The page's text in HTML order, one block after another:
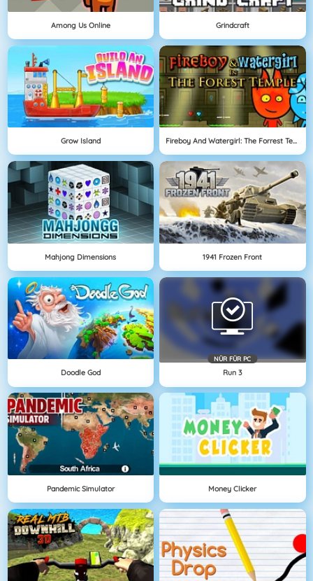
Among Us Online Grindcraft
Grow Island Fireboy And Watergirl: The Forrest Temple
Mahjong Dimensions 1941 Frozen Front
Doodle God
NÜR FÜR PC
Run 3
Pandemic Simulator Money Clicker